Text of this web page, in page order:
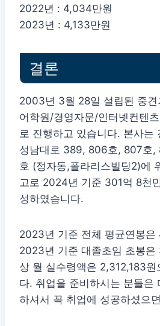
2022년 : 4,034만원
2023년 : 4,133만원
결론
2003년 3월 28일 설립된 중견
어학원/경영자문/인터넷컨텐
로 진행하고 있습니다. 본사는
성남대로 389, 806호, 807호,
호 (정자동,폴라리스빌딩2)에
고로 2024년 기준 301억 8천
성하였습니다.
2023년 기준 전체 평균연봉은
2023년 기준 대졸초임 초봉은
상 월 실수령액은 2,312,183원
다. 취업을 준비하시는 분들은
하셔서 꼭 취업에 성공하셨으